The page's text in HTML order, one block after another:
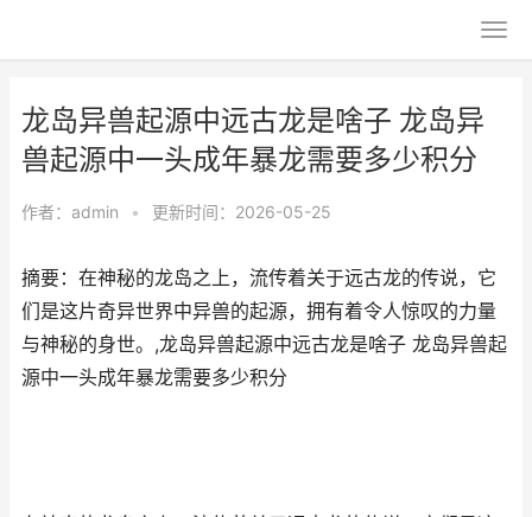
龙岛异兽起源中远古龙是啥子 龙岛异
兽起源中一头成年暴龙需要多少积分
作者： admin • 更新时间：2026-05-25
摘要：在神秘的龙岛之上，流传着关于远古龙的传说，它
们是这片奇异世界中异兽的起源，拥有着令人惊叹的力量
与神秘的身世。,龙岛异兽起源中远古龙是啥子 龙岛异兽起
源中一头成年暴龙需要多少积分